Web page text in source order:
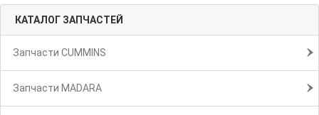
КАТАЛОГ ЗАПЧАСТЕЙ
Запчасти CUMMINS
Запчасти MADARA